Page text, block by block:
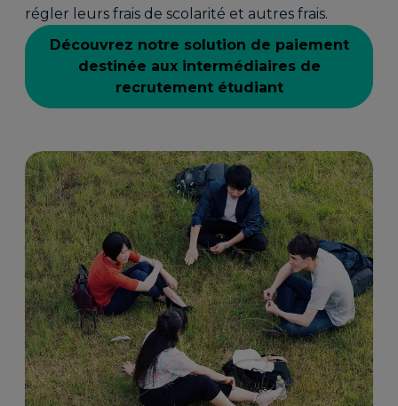
régler leurs frais de scolarité et autres frais.
Découvrez notre solution de paiement
destinée aux intermédiaires de
recrutement étudiant